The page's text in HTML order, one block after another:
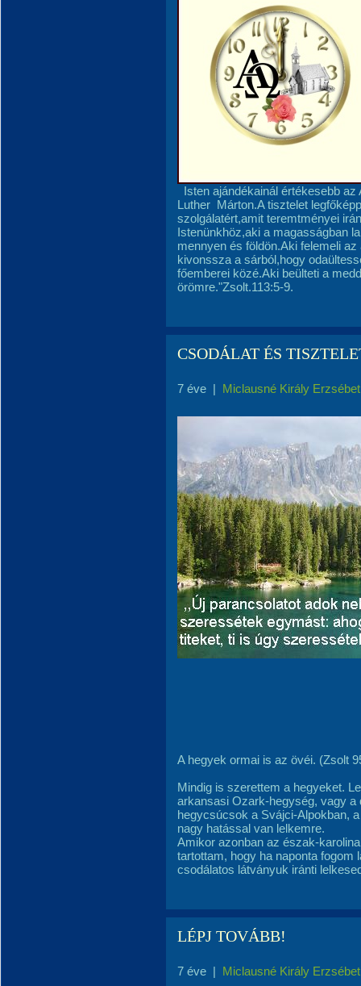
Isten ajándékainál értékesebb
Luther Márton.A tisztelet
szolgálatért,amit teremtményei
Istenünkhöz,aki a magasságban
mennyen és földön.Aki felemeli
kivonssza a sárból,hogy
főemberei közé.Aki beülteti a
örömre."Zsolt.113:5-9.
CSODÁLAT ÉS
7 éve | Miclausné Király Erzsébet
A hegyek ormai is az övéi. (Zsolt
Mindig is szerettem a hegyeket.
arkansasi Ozark-hegység, vagy a
hegycsúcsok a Svájci-Alpokban,
nagy hatással van lelkemre.
Amikor azonban az észak-
tartottam, hogy ha naponta
csodálatos látványuk iránti
LÉPJ TOVÁBB!
7 éve | Miclausné Király Erzsébet